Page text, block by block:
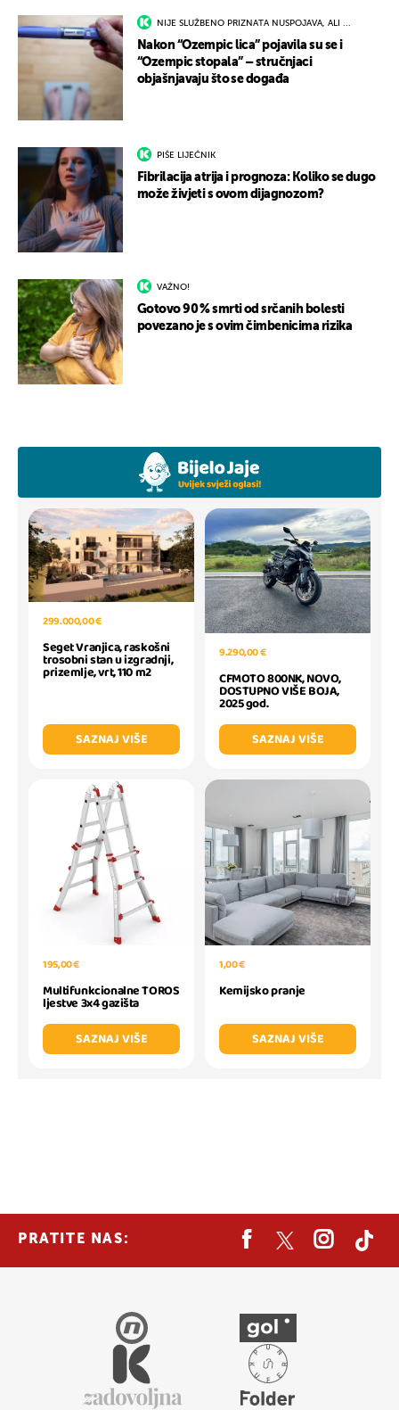
NIJE SLUŽBENO PRIZNATA NUSPOJAVA, ALI ...
Nakon “Ozempic lica” pojavila su se i
“Ozempic stopala” – stručnjaci
objašnjavaju što se događa
PIŠE LIJEČNIK
Fibrilacija atrija i prognoza: Koliko se dugo
može živjeti s ovom dijagnozom?
VAŽNO!
Gotovo 90 % smrti od srčanih bolesti
povezano je s ovim čimbenicima rizika
299.000,00 €
Seget Vranjica, raskošni
trosobni stan u izgradnji,
prizemlje, vrt, 110 m2
SAZNAJ VIŠE
9.290,00 €
CFMOTO 800NK, NOVO,
DOSTUPNO VIŠE BOJA,
2025 god.
SAZNAJ VIŠE
195,00 €
Multifunkcionalne TOROS
ljestve 3x4 gazišta
SAZNAJ VIŠE
1,00 €
Kemijsko pranje
SAZNAJ VIŠE
PRATITE NAS: